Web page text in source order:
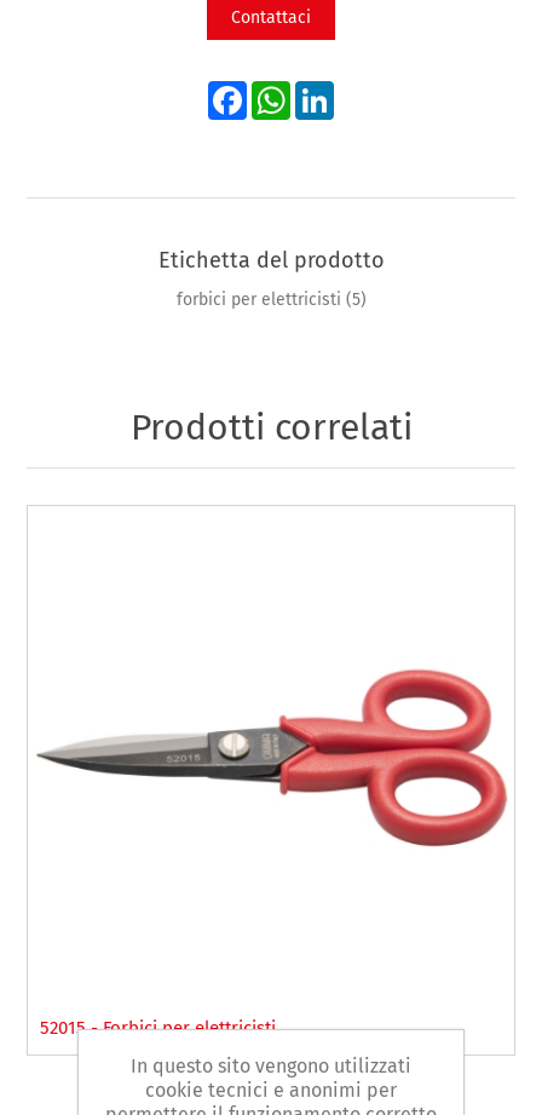
Contattaci
FacebookWhatsApp
Etichetta del prodotto
forbici per elettricisti (5)
Prodotti correlati
52015 - Forbici per elettricisti
In questo sito vengono utilizzati
cookie tecnici e anonimi per